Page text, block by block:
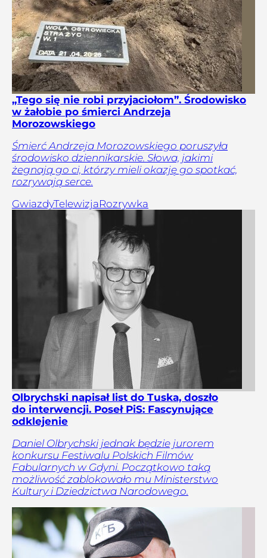
„Tego się nie robi przyjaciołom”. Środowisko
w żałobie po śmierci Andrzeja
Morozowskiego
Śmierć Andrzeja Morozowskiego poruszyła
środowisko dziennikarskie. Słowa, jakimi
żegnają go ci, którzy mieli okazję go spotkać,
rozrywają serce.
GwiazdyTelewizjaRozrywka
Olbrychski napisał list do Tuska, doszło
do interwencji. Poseł PiS: Fascynujące
odklejenie
Daniel Olbrychski jednak będzie jurorem
konkursu Festiwalu Polskich Filmów
Fabularnych w Gdyni. Początkowo taką
możliwość zablokowało mu Ministerstwo
Kultury i Dziedzictwa Narodowego.